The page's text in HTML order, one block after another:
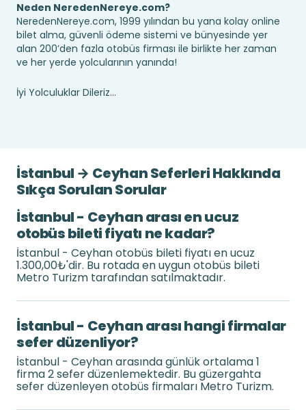
Neden NeredenNereye.com?
NeredenNereye.com, 1999 yılından bu yana kolay online
bilet alma, güvenli ödeme sistemi ve bünyesinde yer
alan 200’den fazla otobüs firması ile birlikte her zaman
ve her yerde yolcularının yanında!
İyi Yolculuklar Dileriz...
İstanbul → Ceyhan Seferleri Hakkında
Sıkça Sorulan Sorular
İstanbul - Ceyhan arası en ucuz
otobüs bileti fiyatı ne kadar?
İstanbul - Ceyhan otobüs bileti fiyatı en ucuz
1.300,00₺'dir. Bu rotada en uygun otobüs bileti
Metro Turizm tarafından satılmaktadır.
İstanbul - Ceyhan arası hangi firmalar
sefer düzenliyor?
İstanbul - Ceyhan arasında günlük ortalama 1
firma 2 sefer düzenlemektedir. Bu güzergahta
sefer düzenleyen otobüs firmaları Metro Turizm.